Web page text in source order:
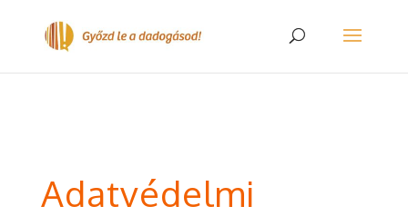
Adatvédelmi